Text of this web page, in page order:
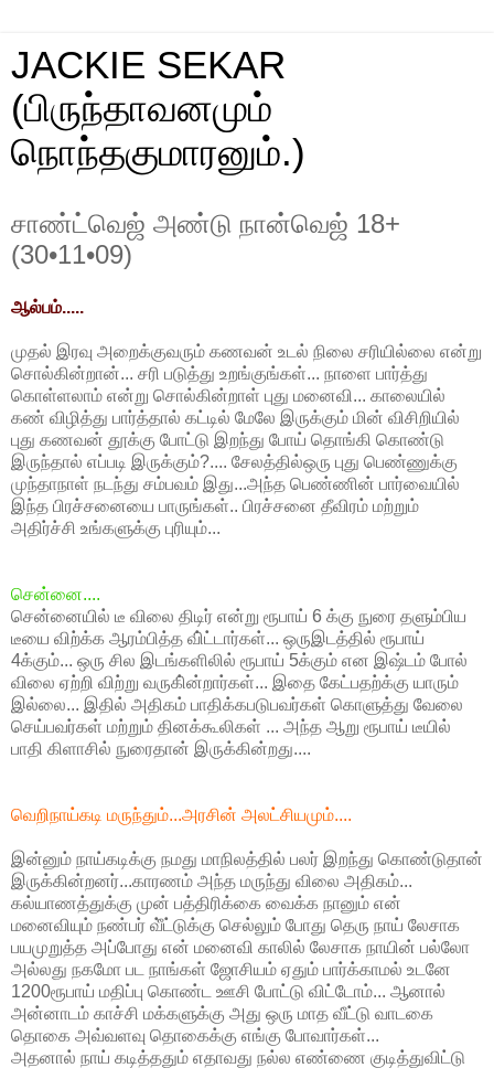
JACKIE SEKAR
(பிருந்தாவனமும்
நொந்தகுமாரனும்.)
சாண்ட்வெஜ் அண்டு நான்வெஜ் 18+
(30•11•09)
ஆல்பம்.....
முதல் இரவு அறைக்குவரும் கணவன் உடல் நிலை சரியில்லை என்று
சொல்கின்றான்... சரி படுத்து உறங்குங்கள்... நாளை பார்த்து
கொள்ளலாம் என்று சொல்கின்றாள் புது மனைவி... காலையில்
கண் விழித்து பார்த்தால் கட்டில் மேலே இருக்கும் மின் விசிறியில்
புது கணவன் தூக்கு போட்டு இறந்து போய் தொங்கி கொண்டு
இருந்தால் எப்படி இருக்கும்?.... சேலத்தில்ஒரு புது பெண்ணுக்கு
முந்தாநாள் நடந்து சம்பவம் இது...அந்த பெண்ணின் பார்வையில்
இந்த பிரச்சனையை பாருங்கள்.. பிரச்சனை தீவிரம் மற்றும்
அதிர்ச்சி உங்களுக்கு புரியும்...
சென்னை....
சென்னையில் டீ விலை திடிர் என்று ரூபாய் 6 க்கு நுரை தளும்பிய
டீயை விற்க்க ஆரம்பித்த வி்ட்டார்கள்... ஒருஇடத்தில் ரூபாய்
4க்கும்... ஒரு சில இடங்களிலில் ரூபாய் 5க்கும் என இஷ்டம் போல்
விலை ஏற்றி விற்று வருகி்ன்றார்கள்... இதை கேட்பதற்க்கு யாரும்
இல்லை... இதில் அதிகம் பாதிக்கபடுபவர்கள் கொளுத்து வேலை
செய்பவர்கள் மற்றும் தினக்கூலிகள் ... அந்த ஆறு ரூபாய் டீயில்
பாதி கிளாசில் நுரைதான் இருக்கின்றது....
வெறிநாய்கடி மருந்தும்...அரசின் அலட்சியமும்....
இன்னும் நாய்கடிக்கு நமது மாநிலத்தில் பலர் இறந்து கொண்டுதான்
இருக்கின்றனர்...காரணம் அந்த மருந்து விலை அதிகம்...
கல்யாணத்துக்கு முன் பத்திரிக்கை வைக்க நானும் என்
மனைவியும் நண்பர் வீ்ட்டுக்கு செல்லும் போது தெரு நாய் லேசாக
பயமுறுத்த அப்போது என் மனைவி காலில் லேசாக நாயின் பல்லோ
அல்லது நகமோ பட நாங்கள் ஜோசியம் ஏதும் பார்க்காமல் உடனே
1200ரூபாய் மதிப்பு கொண்ட ஊசி போட்டு விட்டோம்... ஆனால்
அன்னாடம் காச்சி மக்களுக்கு அது ஒரு மாத வீட்டு வாடகை
தொகை அவ்வளவு தொகைக்கு எங்கு போவார்கள்...
அதனால் நாய் கடித்ததும் எதாவது நல்ல எண்ணை குடித்துவிட்டு